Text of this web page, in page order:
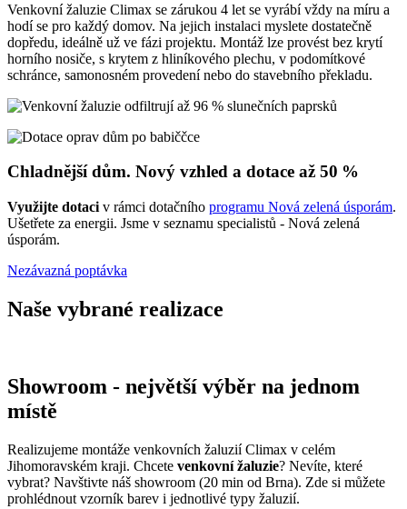
Venkovní žaluzie Climax se zárukou 4 let se vyrábí vždy na míru a
hodí se pro každý domov. Na jejich instalaci myslete dostatečně
dopředu, ideálně už ve fázi projektu. Montáž lze provést bez krytí
horního nosiče, s krytem z hliníkového plechu, v podomítkové
schránce, samonosném provedení nebo do stavebního překladu.
Chladnější dům. Nový vzhled a dotace až 50 %
Využijte dotaci v rámci dotačního programu Nová zelená úsporám.
Ušetřete za energii. Jsme v seznamu specialistů - Nová zelená
úsporám.
Nezávazná poptávka
Naše vybrané realizace
Showroom - největší výběr na jednom
místě
Realizujeme montáže venkovních žaluzií Climax v celém
Jihomoravském kraji. Chcete venkovní žaluzie? Nevíte, které
vybrat? Navštivte náš showroom (20 min od Brna). Zde si můžete
prohlédnout vzorník barev i jednotlivé typy žaluzií.